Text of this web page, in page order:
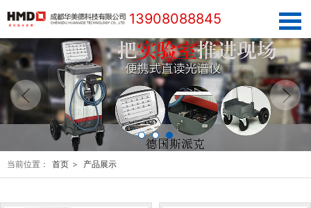
13908088845
当前位置： 首页 > 产品展示